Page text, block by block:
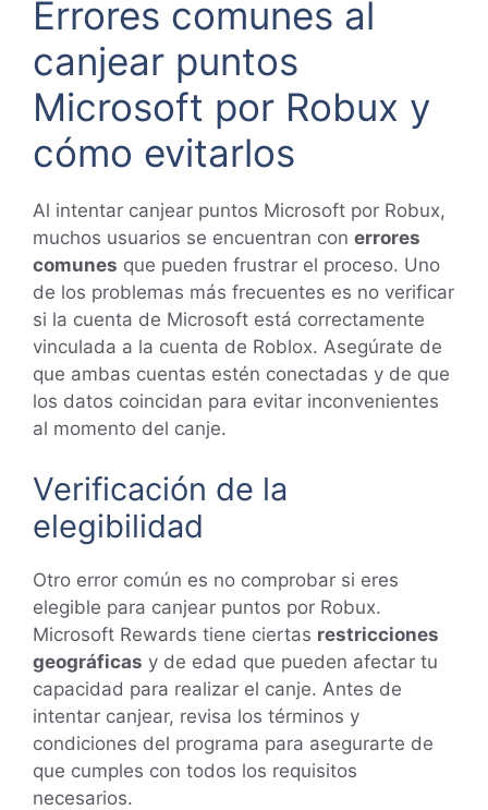
Errores comunes al
canjear puntos
Microsoft por Robux y
cómo evitarlos
Al intentar canjear puntos Microsoft por Robux,
muchos usuarios se encuentran con errores
comunes que pueden frustrar el proceso. Uno
de los problemas más frecuentes es no verificar
si la cuenta de Microsoft está correctamente
vinculada a la cuenta de Roblox. Asegúrate de
que ambas cuentas estén conectadas y de que
los datos coincidan para evitar inconvenientes
al momento del canje.
Verificación de la
elegibilidad
Otro error común es no comprobar si eres
elegible para canjear puntos por Robux.
Microsoft Rewards tiene ciertas restricciones
geográficas y de edad que pueden afectar tu
capacidad para realizar el canje. Antes de
intentar canjear, revisa los términos y
condiciones del programa para asegurarte de
que cumples con todos los requisitos
necesarios.